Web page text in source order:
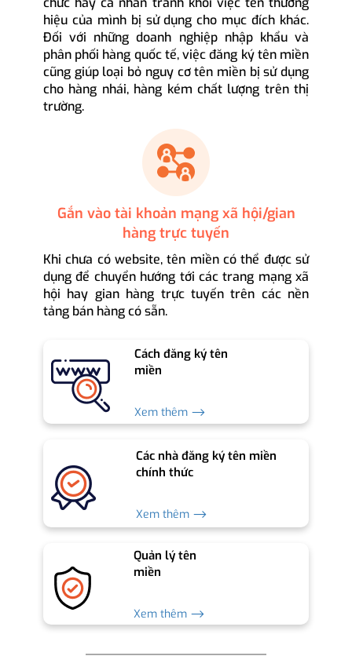
hiệu của mình bị sử dụng cho mục đích khác.
Đối với những doanh nghiệp nhập khẩu và
phân phối hàng quốc tế, việc đăng ký tên miền
cũng giúp loại bỏ nguy cơ tên miền bị sử dụng
cho hàng nhái, hàng kém chất lượng trên thị
trường.
Gắn vào tài khoản mạng xã hội/gian
hàng trực tuyến
Khi chưa có website, tên miền có thể được sử
dụng để chuyển hướng tới các trang mạng xã
hội hay gian hàng trực tuyến trên các nền
tảng bán hàng có sẵn.
Cách đăng ký tên
miền
Xem thêm ⟶
Các nhà đăng ký tên miền
chính thức
Xem thêm ⟶
Quản lý tên
miền
Xem thêm ⟶